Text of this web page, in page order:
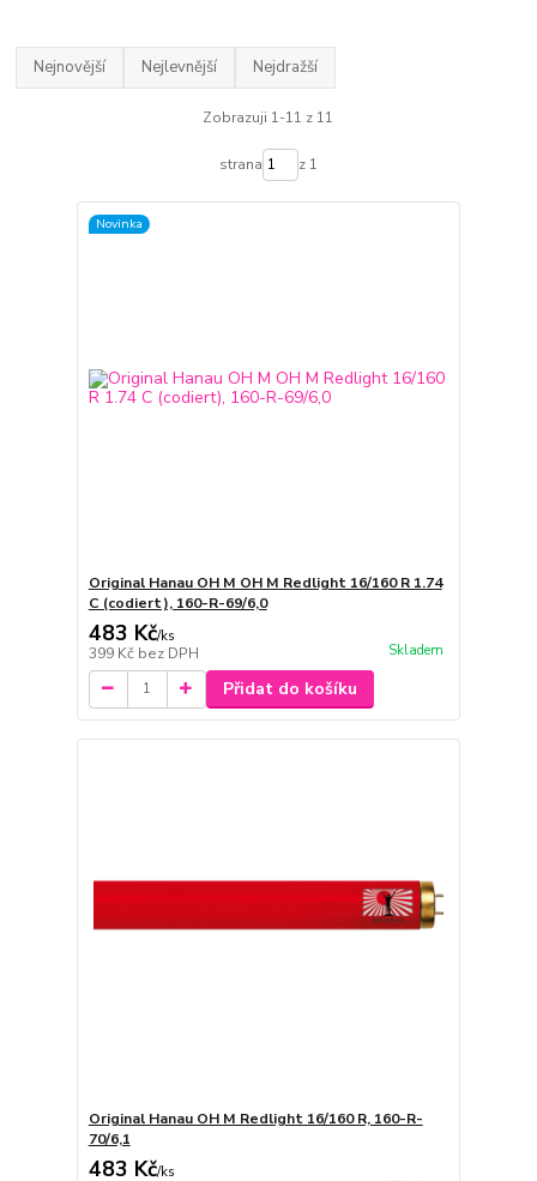
Nejnovější Nejlevnější Nejdražší
Zobrazuji 1-11 z 11
strana z 1
Novinka
Original Hanau OH M OH M Redlight 16/160 R 1.74
C (codiert), 160-R-69/6,0
483 Kč/ks
399 Kč bez DPH Skladem
Přidat do košíku
Original Hanau OH M Redlight 16/160 R, 160-R-
70/6,1
483 Kč/ks